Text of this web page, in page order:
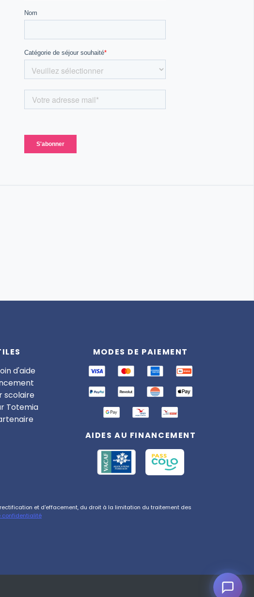
d'aide
scolaire
Totemia
MODES DE PAIEMENT
AIDES AU FINANCEMENT
et d'effacement, du droit à la limitation du traitement des
confidentialité
En ligne
Totemia. Posez-moi vos